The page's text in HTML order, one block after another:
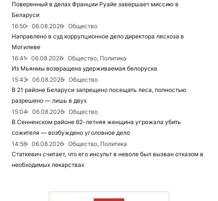
Поверенный в делах Франции Руайе завершает миссию в
Беларуси
16:50
06.08.2026
Общество
Направлено в суд коррупционное дело директора лесхоза в
Могилеве
16:41
06.08.2026
Общество, Политика
Из Мьянмы возвращена удерживаемая белоруска
15:43
06.08.2026
Общество
В 21 районе Беларуси запрещено посещать леса, полностью
разрешено — лишь в двух
15:04
06.08.2026
Общество
В Сенненском районе 62-летняя женщина угрожала убить
сожителя — возбуждено уголовное дело
14:56
06.08.2026
Общество, Политика
Статкевич считает, что его инсульт в неволе был вызван отказом в
необходимых лекарствах